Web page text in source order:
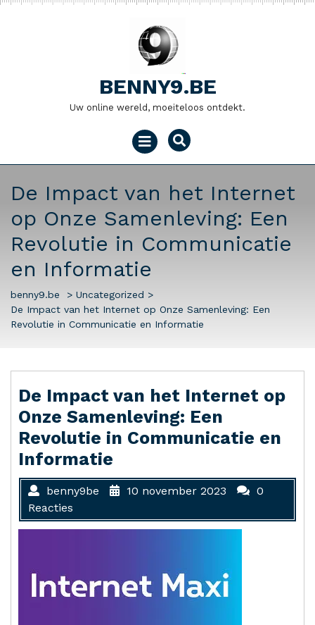
Naar
BENNY9.BE
Uw online wereld, moeiteloos ontdekt.
Menu
openen
De Impact van het Internet
op Onze Samenleving: Een
Revolutie in Communicatie
en Informatie
benny9.be > Uncategorized >
De Impact van het Internet op Onze Samenleving: Een
Revolutie in Communicatie en Informatie
De Impact van het Internet op
Onze Samenleving: Een
Revolutie in Communicatie en
Informatie
benny9be 10 november 2023
0
Reacties